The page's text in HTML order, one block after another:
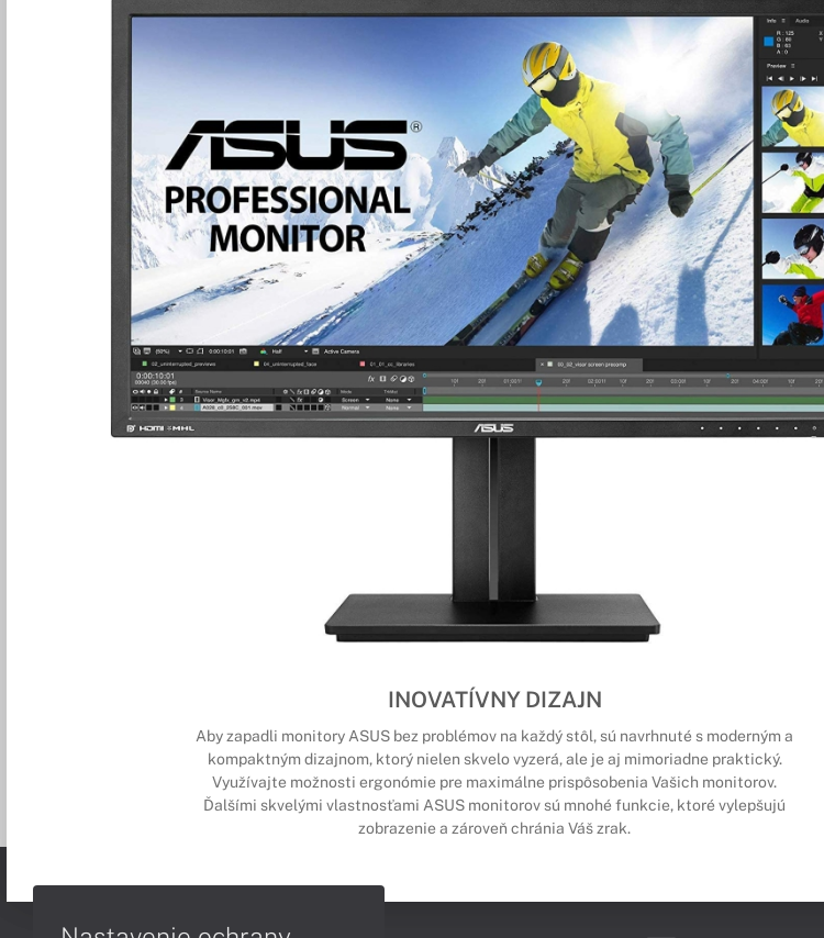
INOVATÍVNY DIZAJN
Aby zapadli monitory ASUS bez problémov na každý stôl, sú navrhnuté s moderným a
kompaktným dizajnom, ktorý nielen skvelo vyzerá, ale je aj mimoriadne praktický.
Využívajte možnosti ergonómie pre maximálne prispôsobenia Vašich monitorov.
Ďalšími skvelými vlastnosťami ASUS monitorov sú mnohé funkcie, ktoré vylepšujú
zobrazenie a zároveň chránia Váš zrak.